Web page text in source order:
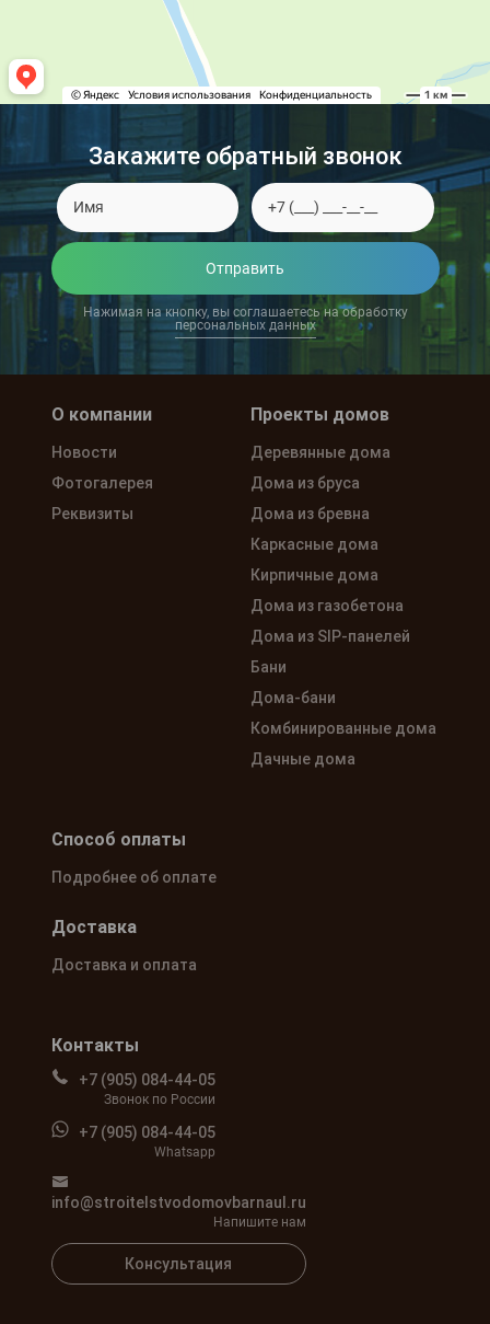
Закажите обратный звонок
Отправить
Нажимая на кнопку, вы соглашаетесь на обработку
персональных данных
О компании
Новости
Фотогалерея
Реквизиты
Проекты домов
Деревянные дома
Дома из бруса
Дома из бревна
Каркасные дома
Кирпичные дома
Дома из газобетона
Дома из SIP-панелей
Бани
Дома-бани
Комбинированные дома
Дачные дома
Контакты
+7 (905) 084-44-05
Звонок по России
+7 (905) 084-44-05
Whatsapp
info@stroitelstvodomovbarnaul.ru
Напишите нам
Консультация
Способ оплаты
Подробнее об оплате
Доставка
Доставка и оплата